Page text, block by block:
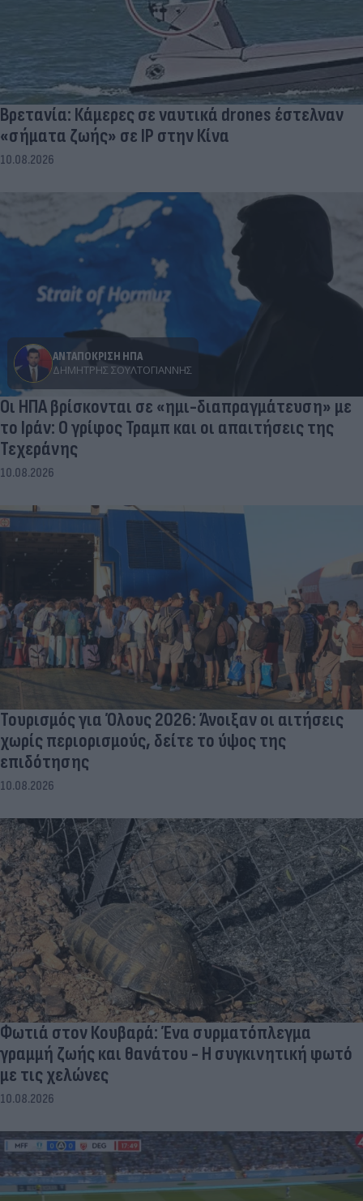
Βρετανία: Κάμερες σε ναυτικά drones έστελναν
«σήματα ζωής» σε IP στην Κίνα
10.08.2026
ΑΝΤΑΠΟΚΡΙΣΗ ΗΠΑ
ΔΗΜΉΤΡΗΣ ΣΟΥΛΤΟΓΙΆΝΝΗΣ
Οι ΗΠΑ βρίσκονται σε «ημι-διαπραγμάτευση» με
το Ιράν: Ο γρίφος Τραμπ και οι απαιτήσεις της
Τεχεράνης
10.08.2026
Τουρισμός για Όλους 2026: Άνοιξαν οι αιτήσεις
χωρίς περιορισμούς, δείτε το ύψος της
επιδότησης
10.08.2026
Φωτιά στον Κουβαρά: Ένα συρματόπλεγμα
γραμμή ζωής και θανάτου - Η συγκινητική φωτό
με τις χελώνες
10.08.2026